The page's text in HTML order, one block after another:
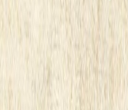
SKIP TO CONTENT